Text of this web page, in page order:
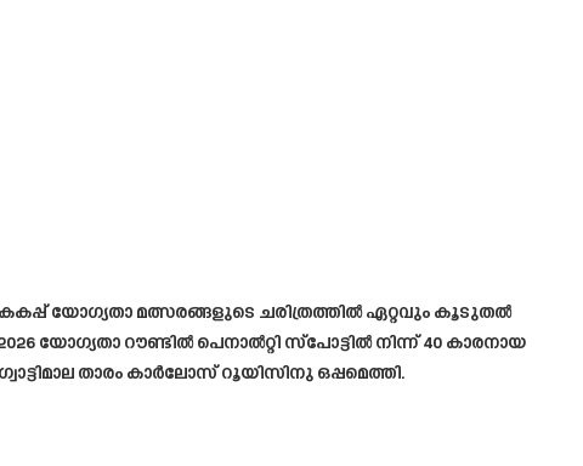
യോഗ്യതാ മത്സരങ്ങളുടെ ചരിത്രത്തിൽ ഏറ്റവും കൂടുതൽ
യോഗ്യതാ റൗണ്ടിൽ പെനാൽറ്റി സ്‌പോട്ടിൽ നിന്ന് 40 കാരനായ
താരം കാർലോസ് റൂയിസിനു ഒപ്പമെത്തി.